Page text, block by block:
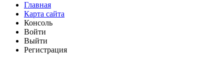
Главная
Карта сайта
Консоль
Войти
Выйти
Регистрация